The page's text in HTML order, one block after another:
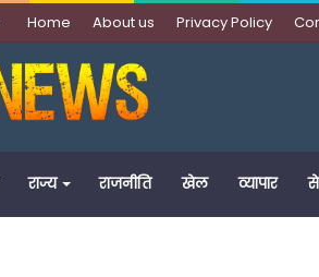
Home About us Privacy Policy
राज्य राजनीति खेल व्यापार